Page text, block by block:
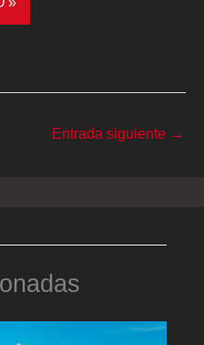
Entrada siguiente →